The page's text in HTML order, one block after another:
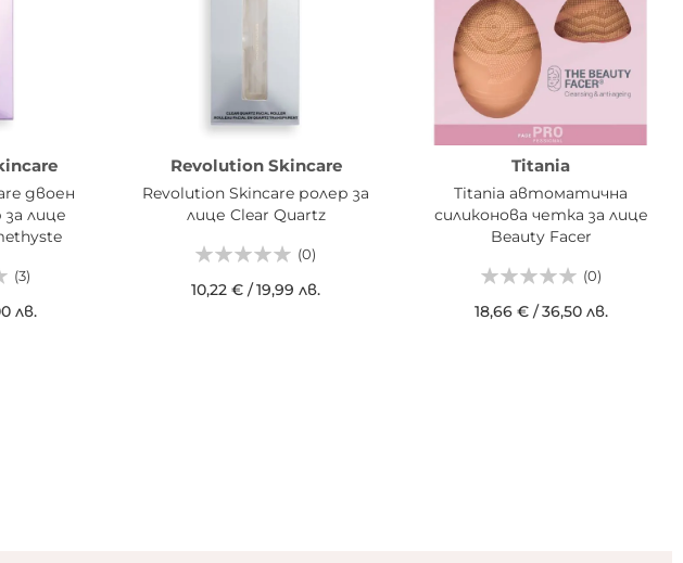
двоен
лице
(3)
лв.
Revolution Skincare
Revolution Skincare ролер за
лице Clear Quartz
(0)
10,22 € /19,99 лв.
Titania
Titania автоматична
силиконова четка за лице
Beauty Facer
(0)
18,66 €/36,50 лв.